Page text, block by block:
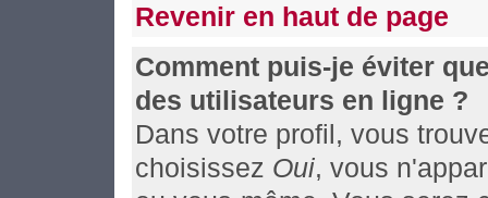
Revenir en haut de page
Comment puis-je éviter
des utilisateurs en ligne ?
Dans votre profil, vous
choisissez Oui, vous